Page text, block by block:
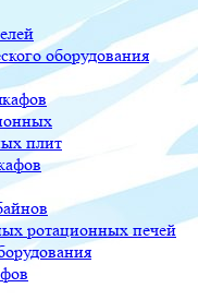
оборудования
плит
ротационных печей